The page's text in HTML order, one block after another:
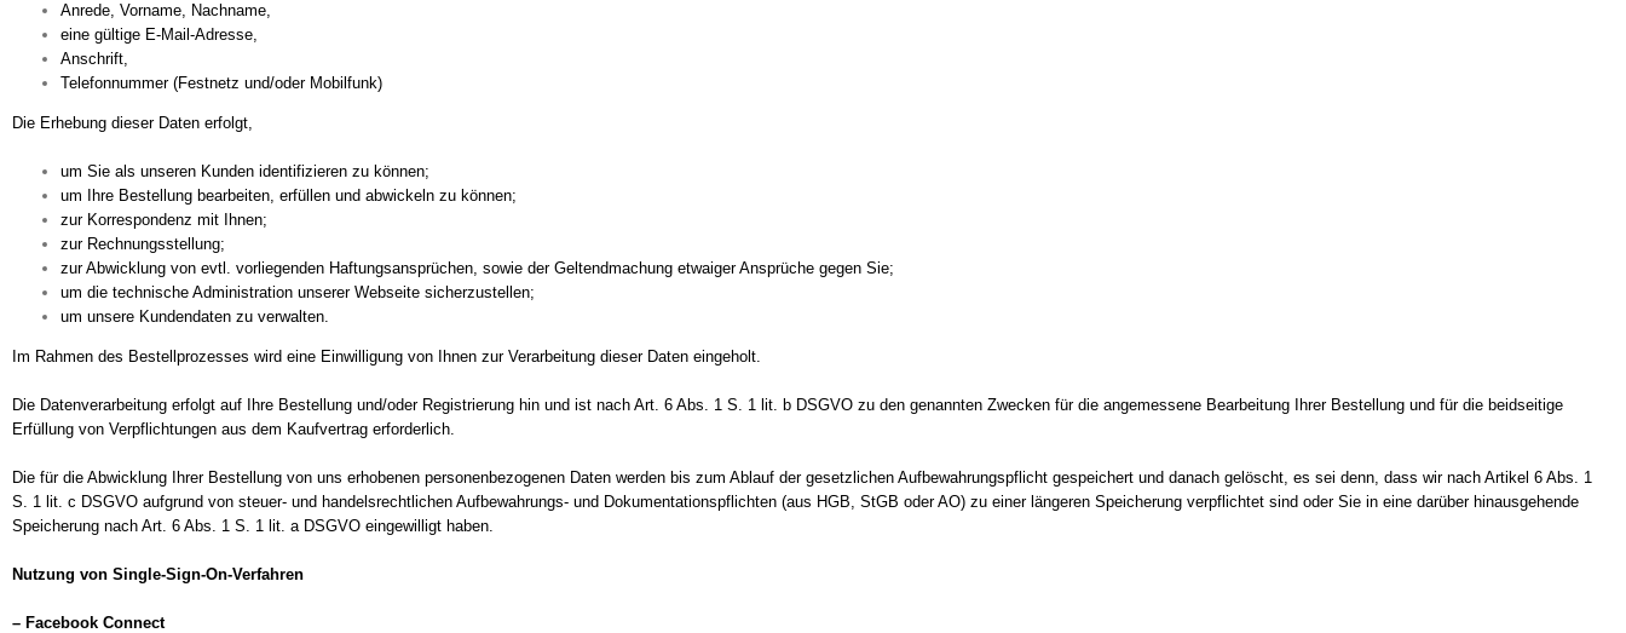
Anrede, Vorname, Nachname,
eine gültige E-Mail-Adresse,
Anschrift,
Telefonnummer (Festnetz und/oder Mobilfunk)
Die Erhebung dieser Daten erfolgt,
um Sie als unseren Kunden identifizieren zu können;
um Ihre Bestellung bearbeiten, erfüllen und abwickeln zu können;
zur Korrespondenz mit Ihnen;
zur Rechnungsstellung;
zur Abwicklung von evtl. vorliegenden Haftungsansprüchen, sowie der Geltendmachung etwaiger Ansprüche gegen Sie;
um die technische Administration unserer Webseite sicherzustellen;
um unsere Kundendaten zu verwalten.
Im Rahmen des Bestellprozesses wird eine Einwilligung von Ihnen zur Verarbeitung dieser Daten eingeholt.
Die Datenverarbeitung erfolgt auf Ihre Bestellung und/oder Registrierung hin und ist nach Art. 6 Abs. 1 S. 1 lit. b DSGVO zu den genannten Zwecken für die angemessene Bearbeitung Ihrer Bestellung und für die beidseitige
Erfüllung von Verpflichtungen aus dem Kaufvertrag erforderlich.
Die für die Abwicklung Ihrer Bestellung von uns erhobenen personenbezogenen Daten werden bis zum Ablauf der gesetzlichen Aufbewahrungspflicht gespeichert und danach gelöscht, es sei denn, dass wir nach Artikel 6 Abs. 1
S. 1 lit. c DSGVO aufgrund von steuer- und handelsrechtlichen Aufbewahrungs- und Dokumentationspflichten (aus HGB, StGB oder AO) zu einer längeren Speicherung verpflichtet sind oder Sie in eine darüber hinausgehende
Speicherung nach Art. 6 Abs. 1 S. 1 lit. a DSGVO eingewilligt haben.
Nutzung von Single-Sign-On-Verfahren
– Facebook Connect